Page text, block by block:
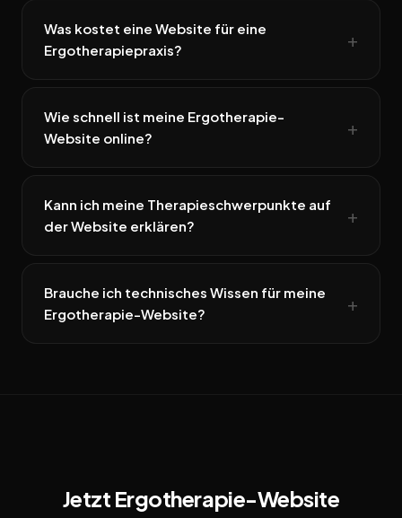
Was kostet eine Website für eine
Ergotherapiepraxis?
Wie schnell ist meine Ergotherapie-
Website online?
Kann ich meine Therapieschwerpunkte auf
der Website erklären?
Brauche ich technisches Wissen für meine
Ergotherapie-Website?
Jetzt Ergotherapie-Website